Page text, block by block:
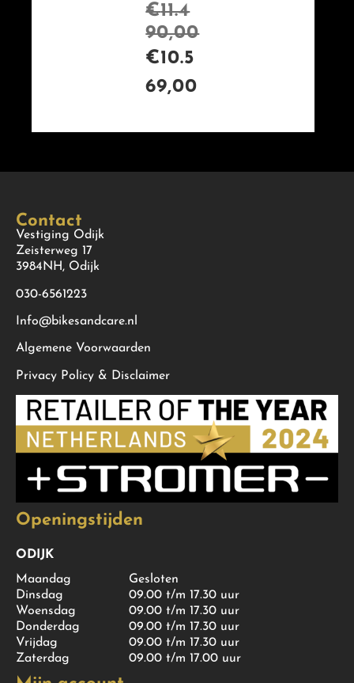
€11.4
90,00
€10.5
69,00
Contact
Vestiging Odijk
Zeisterweg 17
3984NH, Odijk
030-6561223
Info@bikesandcare.nl
Algemene Voorwaarden
Privacy Policy & Disclaimer
Openingstijden
ODIJK
Maandag
Dinsdag
Woensdag
Donderdag
Vrijdag
Zaterdag
Gesloten
09.00 t/m 17.30 uur
09.00 t/m 17.30 uur
09.00 t/m 17.30 uur
09.00 t/m 17.30 uur
09.00 t/m 17.00 uur